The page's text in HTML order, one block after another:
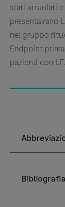
stati arruolati
presentavano
nel gruppo
Endpoint
pazienti con LF.